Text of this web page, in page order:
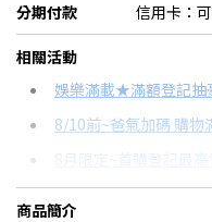
分期付款 信用卡：
＊實際可分期數、適用利率
信用卡分期
分期數
相關活動
娛樂滿載★滿額登記抽
8/10前~爸氣加碼 購物
8月限定~首購登記最
台灣大哥大Open
商品簡介